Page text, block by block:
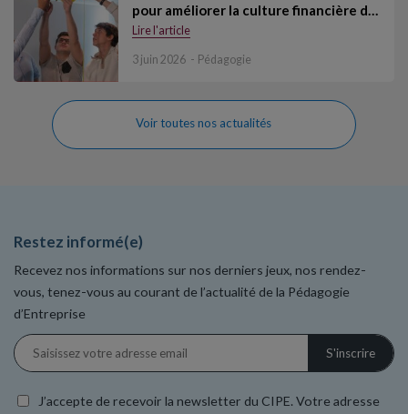
pour améliorer la culture financière d…
Lire l'article
3 juin 2026 Pédagogie
Voir toutes nos actualités
Restez informé(e)
Recevez nos informations sur nos derniers jeux, nos rendez-
vous, tenez-vous au courant de l’actualité de la Pédagogie
d’Entreprise
J’accepte de recevoir la newsletter du CIPE. Votre adresse